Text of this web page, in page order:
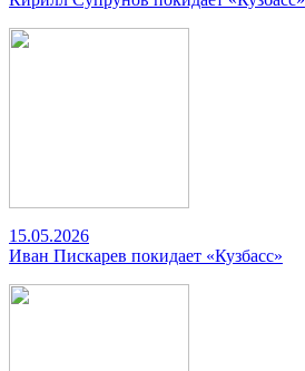
15.05.2026
Иван Пискарев покидает «Кузбасс»